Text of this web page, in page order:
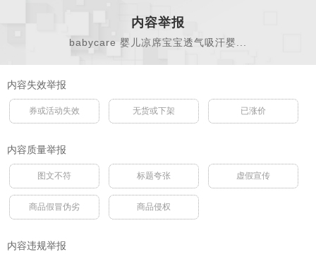
内容举报
babycare 婴儿凉席宝宝透气吸汗婴...
内容失效举报
券或活动失效 无货或下架 已涨价
内容质量举报
图文不符 标题夸张 虚假宣传
商品假冒伪劣 商品侵权
内容违规举报